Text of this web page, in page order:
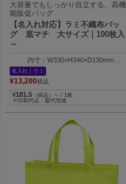
大容量でもしっかり自立する、高機
能販促バッグ
【名入れ対応】ラミ不織布バッ
グ 底マチ 大サイズ｜100枚入
～
内寸：W330×H340×D130mm
外寸：W460×H340×D130mm
名入れ｜ラミ
¥13,200税込
¥181.5 （税込）～ ⁄ 1枚
※印刷代込・版代別途